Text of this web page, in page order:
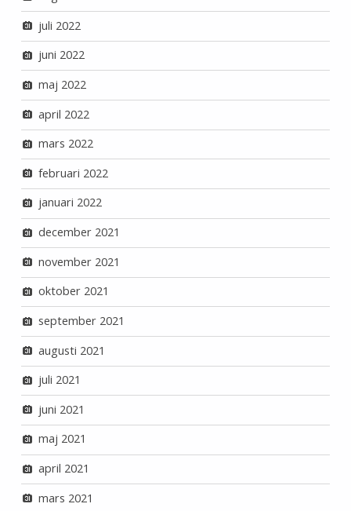
juli 2022
juni 2022
maj 2022
april 2022
mars 2022
februari 2022
januari 2022
december 2021
november 2021
oktober 2021
september 2021
augusti 2021
juli 2021
juni 2021
maj 2021
april 2021
mars 2021